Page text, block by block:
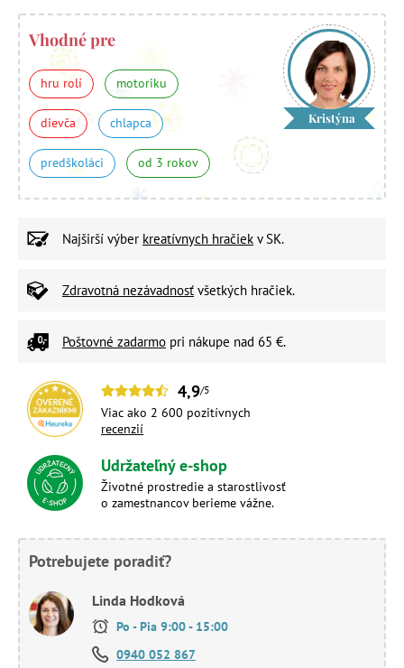
Vhodné pre
hru rolí motoriku
dievča chlapca
predškoláci od 3 rokov
Kristýna
Najširší výber kreatívnych hračiek v SK.
Zdravotná nezávadnosť všetkých hračiek.
Poštovné zadarmo pri nákupe nad 65 €.
4,9/5
Viac ako 2 600 pozitívnych
recenzií
Udržateľný e-shop
Životné prostredie a starostlivosť
o zamestnancov berieme vážne.
Potrebujete poradiť?
Linda Hodková
Po - Pia 9:00 - 15:00
0940 052 867